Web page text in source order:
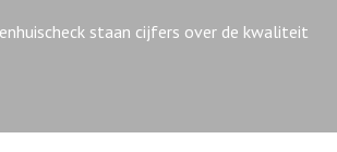
staan cijfers over de kwaliteit